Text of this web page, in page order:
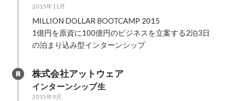
2015年11月
MILLION DOLLAR BOOTCAMP 2015
1億円を原資に100億円のビジネスを立案する2泊3日
の泊まり込み型インターンシップ
株式会社アットウェア
インターンシップ生
2015年9月